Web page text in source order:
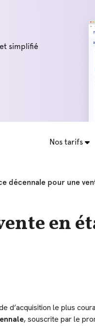
simplifié
Nos tarifs
décennale pour une
en
le plus
, souscrite par le